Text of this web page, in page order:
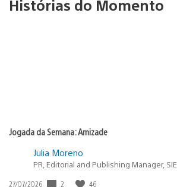
Histórias do Momento
Jogada da Semana: Amizade
Julia Moreno
PR, Editorial and Publishing Manager, SIE
Data
27/07/2026 2 46